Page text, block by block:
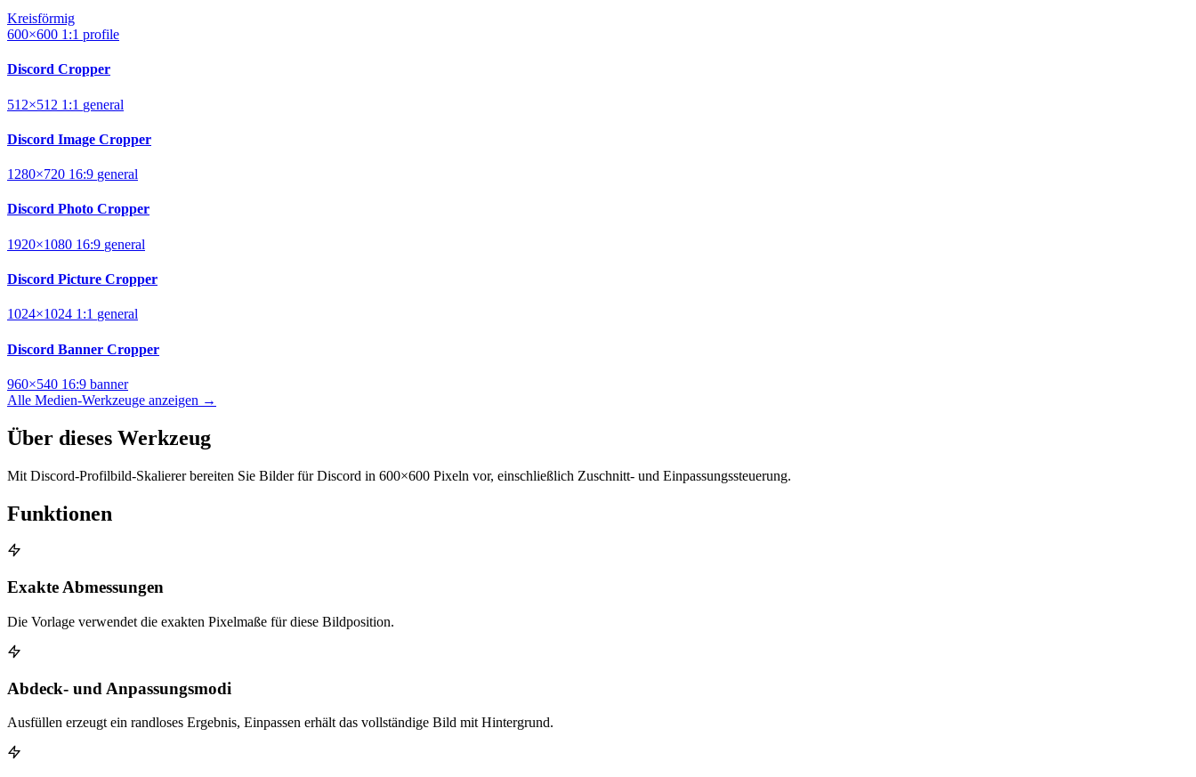
Kreisförmig
600×600 1:1 profile
Discord Cropper
512×512 1:1 general
Discord Image Cropper
1280×720 16:9 general
Discord Photo Cropper
1920×1080 16:9 general
Discord Picture Cropper
1024×1024 1:1 general
Discord Banner Cropper
960×540 16:9 banner
Alle Medien-Werkzeuge anzeigen →
Über dieses Werkzeug
Mit Discord-Profilbild-Skalierer bereiten Sie Bilder für Discord in 600×600 Pixeln vor, einschließlich Zuschnitt- und Einpassungssteuerung.
Funktionen
Exakte Abmessungen
Die Vorlage verwendet die exakten Pixelmaße für diese Bildposition.
Abdeck- und Anpassungsmodi
Ausfüllen erzeugt ein randloses Ergebnis, Einpassen erhält das vollständige Bild mit Hintergrund.